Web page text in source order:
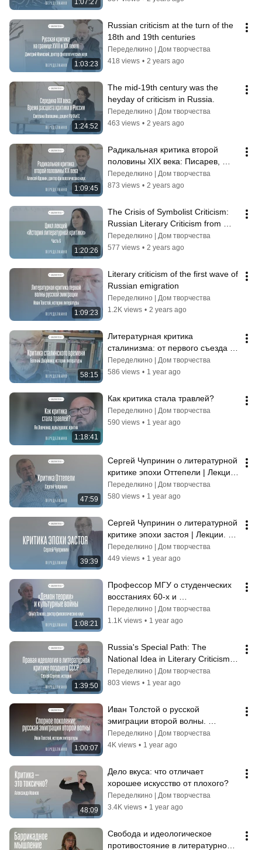
1:07:27
1:03:23
Russian criticism at the turn of the
18th and 19th centuries
Переделкино | Дом творчества
418 views • 2 years ago
1:24:52
The mid-19th century was the
heyday of criticism in Russia.
Переделкино | Дом творчества
463 views • 2 years ago
1:09:45
Радикальная критика второй
половины ХIХ века: Писарев,
Чернышевский, Добролюбов
Переделкино | Дом творчества
873 views • 2 years ago
1:20:26
The Crisis of Symbolist Criticism:
Russian Literary Criticism from
1890 to 1917
Переделкино | Дом творчества
577 views • 2 years ago
1:09:23
Literary criticism of the first wave of
Russian emigration
Переделкино | Дом творчества
1.2K views • 2 years ago
58:15
Литературная критика
сталинизма: от первого съезда
писателей до ХХ съезда
Переделкино | Дом творчества
586 views • 1 year ago
1:18:41
Как критика стала травлей?
Переделкино | Дом творчества
590 views • 1 year ago
47:59
Сергей Чупринин о литературной
критике эпохи Оттепели | Лекции.
Переделкино
Переделкино | Дом творчества
580 views • 1 year ago
39:39
Сергей Чупринин о литературной
критике эпохи застоя | Лекции.
Переделкино
Переделкино | Дом творчества
449 views • 1 year ago
1:08:21
Профессор МГУ о студенческих
восстаниях 60-х и
противостоянии правых и левых
исследователей
Переделкино | Дом творчества
1.1K views • 1 year ago
1:39:50
Russia's Special Path: The
National Idea in Literary Criticism
of the Late USSR | Lecture by
Serg...
Переделкино | Дом творчества
803 views • 1 year ago
1:00:07
Иван Толстой о русской
эмиграции второй волны.
Литературная критика времен
Второй мировой войны
Переделкино | Дом творчества
4K views • 1 year ago
48:09
Дело вкуса: что отличает
хорошее искусство от плохого?
Переделкино | Дом творчества
3.4K views • 1 year ago
Свобода и идеологическое
противостояние в литературной